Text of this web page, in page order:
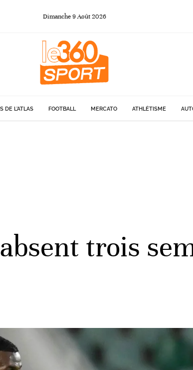
Dimanche 9Août 2026
DE L'ATLAS FOOTBALL MERCATO ATHLÉTISME
trois